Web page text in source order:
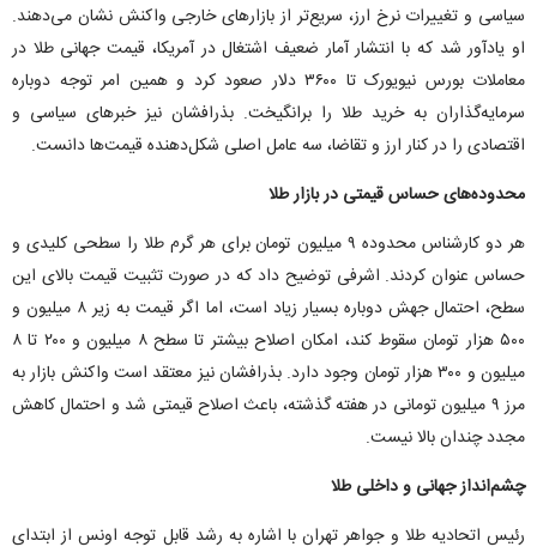
سیاسی و تغییرات نرخ ارز، سریع‌تر از بازار‌های خارجی واکنش نشان می‌دهند.
او یادآور شد که با انتشار آمار ضعیف اشتغال در آمریکا، قیمت جهانی طلا در
معاملات بورس نیویورک تا ۳۶۰۰ دلار صعود کرد و همین امر توجه دوباره
سرمایه‌گذاران به خرید طلا را برانگیخت. بذرافشان نیز خبر‌های سیاسی و
اقتصادی را در کنار ارز و تقاضا، سه عامل اصلی شکل‌دهنده قیمت‌ها دانست.
محدوده‌های حساس قیمتی در بازار طلا
هر دو کارشناس محدوده ۹ میلیون تومان برای هر گرم طلا را سطحی کلیدی و
حساس عنوان کردند. اشرفی توضیح داد که در صورت تثبیت قیمت بالای این
سطح، احتمال جهش دوباره بسیار زیاد است، اما اگر قیمت به زیر ۸ میلیون و
۵۰۰ هزار تومان سقوط کند، امکان اصلاح بیشتر تا سطح ۸ میلیون و ۲۰۰ تا ۸
میلیون و ۳۰۰ هزار تومان وجود دارد. بذرافشان نیز معتقد است واکنش بازار به
مرز ۹ میلیون تومانی در هفته گذشته، باعث اصلاح قیمتی شد و احتمال کاهش
مجدد چندان بالا نیست.
چشم‌انداز جهانی و داخلی طلا
رئیس اتحادیه طلا و جواهر تهران با اشاره به رشد قابل توجه اونس از ابتدای